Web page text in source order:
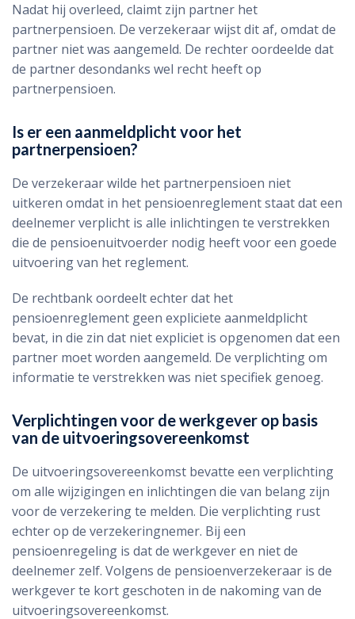
Nadat hij overleed, claimt zijn partner het
partnerpensioen. De verzekeraar wijst dit af, omdat de
partner niet was aangemeld. De rechter oordeelde dat
de partner desondanks wel recht heeft op
partnerpensioen.
Is er een aanmeldplicht voor het
partnerpensioen?
De verzekeraar wilde het partnerpensioen niet
uitkeren omdat in het pensioenreglement staat dat een
deelnemer verplicht is alle inlichtingen te verstrekken
die de pensioenuitvoerder nodig heeft voor een goede
uitvoering van het reglement.
De rechtbank oordeelt echter dat het
pensioenreglement geen expliciete aanmeldplicht
bevat, in die zin dat niet expliciet is opgenomen dat een
partner moet worden aangemeld. De verplichting om
informatie te verstrekken was niet specifiek genoeg.
Verplichtingen voor de werkgever op basis
van de uitvoeringsovereenkomst
De uitvoeringsovereenkomst bevatte een verplichting
om alle wijzigingen en inlichtingen die van belang zijn
voor de verzekering te melden. Die verplichting rust
echter op de verzekeringnemer. Bij een
pensioenregeling is dat de werkgever en niet de
deelnemer zelf. Volgens de pensioenverzekeraar is de
werkgever te kort geschoten in de nakoming van de
uitvoeringsovereenkomst.